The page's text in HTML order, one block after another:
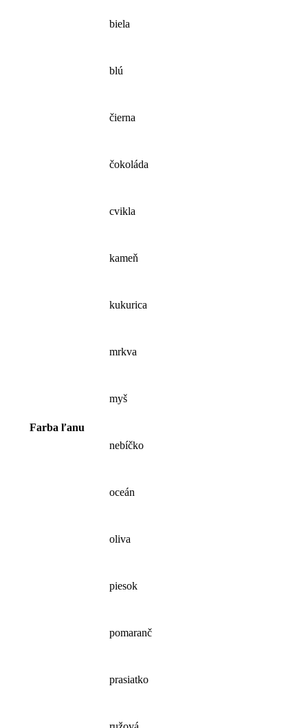
Farba ľanu
biela
blú
čierna
čokoláda
cvikla
kameň
kukurica
mrkva
myš
nebíčko
oceán
oliva
piesok
pomaranč
prasiatko